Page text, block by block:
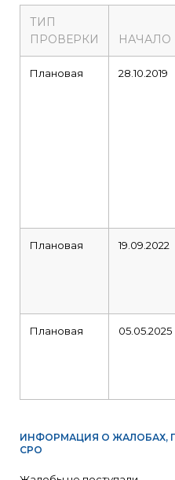
ТИП
ПРОВЕРКИ
НАЧАЛО
Плановая 28.10.2019
Плановая 19.09.2022
Плановая 05.05.2025
ИНФОРМАЦИЯ О ЖАЛОБАХ,
СРО